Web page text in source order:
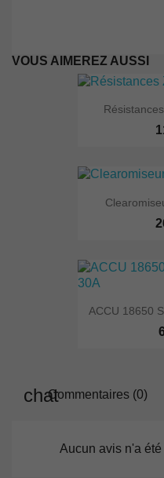
VOUS AIMEREZ AUSSI
ACCU 18650
Commentaires (0)
Aucun avis n'a